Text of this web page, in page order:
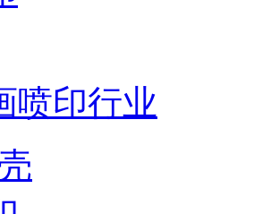
喷印行业